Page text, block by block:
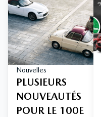
Nouvelles
PLUSIEURS
NOUVEAUTÉS
POUR LE 100E